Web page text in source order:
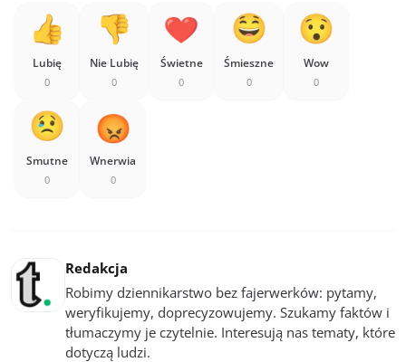
Lubię
0
Nie Lubię
0
Świetne
0
Śmieszne
0
Wow
0
Smutne
0
Wnerwia
0
Redakcja
Robimy dziennikarstwo bez fajerwerków: pytamy,
weryfikujemy, doprecyzowujemy. Szukamy faktów i
tłumaczymy je czytelnie. Interesują nas tematy, które
dotyczą ludzi.